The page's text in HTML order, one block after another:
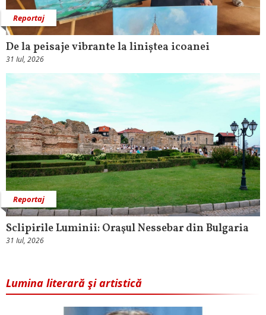
Reportaj
De la peisaje vibrante la liniștea icoanei
31 Iul, 2026
Reportaj
Sclipirile Luminii: Oraşul Nessebar din Bulgaria
31 Iul, 2026
Lumina literară şi artistică